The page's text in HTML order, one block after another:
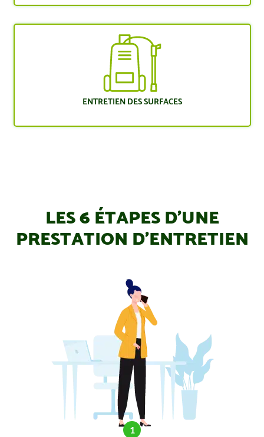
ENTRETIEN DES SURFACES
LES 6 ÉTAPES D’UNE
PRESTATION D’ENTRETIEN